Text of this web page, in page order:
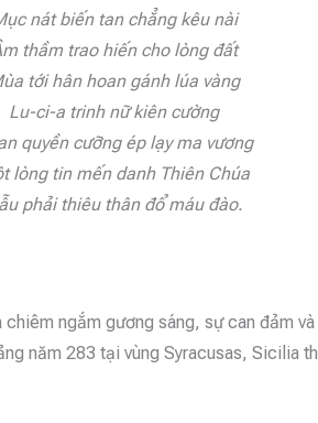
nát biến tan chẳng kêu nài
thầm trao hiến cho lòng đất
tới hân hoan gánh lúa vàng
Lu-ci-a trinh nữ kiên cường
quyền cưỡng ép lạy ma vương
lòng tin mến danh Thiên Chúa
phải thiêu thân đổ máu đào.
ngắm gương sáng, sự can đảm
năm 283 tại vùng Syracusas, Sicilia